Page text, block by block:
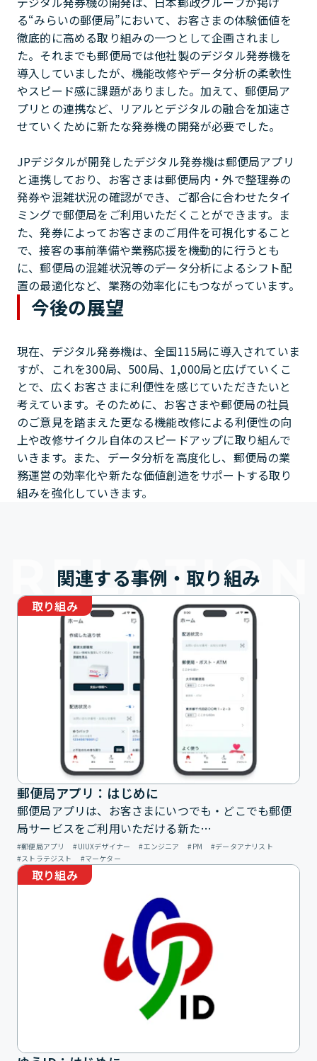
る“みらいの郵便局”において、お客さまの体験価値を
徹底的に高める取り組みの一つとして企画されまし
た。それまでも郵便局では他社製のデジタル発券機を
導入していましたが、機能改修やデータ分析の柔軟性
やスピード感に課題がありました。加えて、郵便局ア
プリとの連携など、リアルとデジタルの融合を加速さ
せていくために新たな発券機の開発が必要でした。
JPデジタルが開発したデジタル発券機は郵便局アプリ
と連携しており、お客さまは郵便局内・外で整理券の
発券や混雑状況の確認ができ、ご都合に合わせたタイ
ミングで郵便局をご利用いただくことができます。ま
た、発券によってお客さまのご用件を可視化すること
で、接客の事前準備や業務応援を機動的に行うとも
に、郵便局の混雑状況等のデータ分析によるシフト配
置の最適化など、業務の効率化にもつながっています。
今後の展望
現在、デジタル発券機は、全国115局に導入されていま
すが、これを300局、500局、1,000局と広げていくこ
とで、広くお客さまに利便性を感じていただきたいと
考えています。そのために、お客さまや郵便局の社員
のご意見を踏まえた更なる機能改修による利便性の向
上や改修サイクル自体のスピードアップに取り組んで
いきます。また、データ分析を高度化し、郵便局の業
務運営の効率化や新たな価値創造をサポートする取り
組みを強化していきます。
関連する事例・取り組み
取り組み
郵便局アプリ：はじめに
郵便局アプリは、お客さまにいつでも・どこでも郵便
局サービスをご利用いただける新た…
郵便局アプリ UIUXデザイナー エンジニア PM
データアナリスト
ストラテジスト
マーケター
取り組み